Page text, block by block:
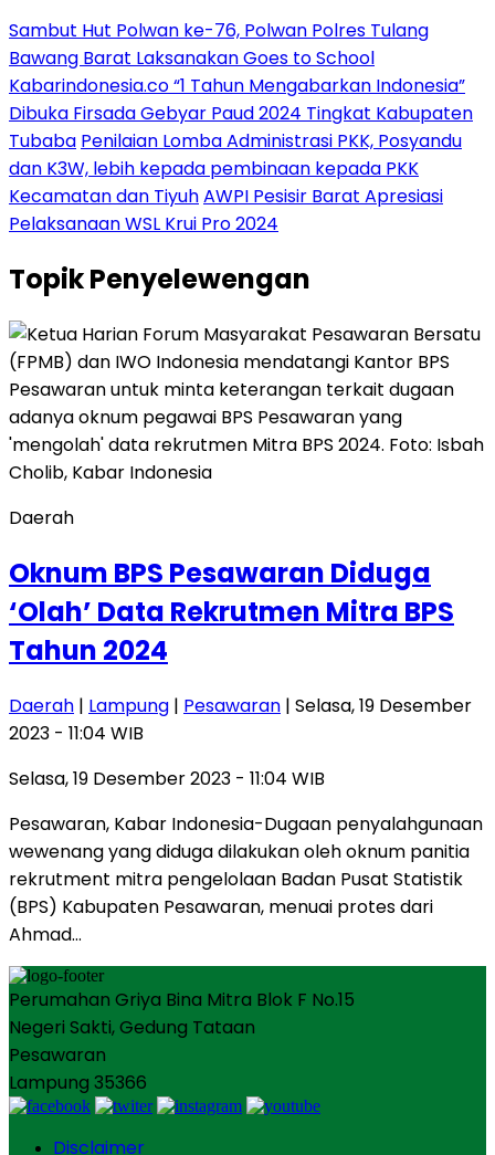
Sambut Hut Polwan ke-76, Polwan Polres Tulang
Bawang Barat Laksanakan Goes to School
Kabarindonesia.co “1 Tahun Mengabarkan Indonesia”
Dibuka Firsada Gebyar Paud 2024 Tingkat Kabupaten
Tubaba Penilaian Lomba Administrasi PKK, Posyandu
dan K3W, lebih kepada pembinaan kepada PKK
Kecamatan dan TiyuhAWPI Pesisir Barat Apresiasi
Pelaksanaan WSL Krui Pro 2024
TopikPenyelewengan
Daerah
Oknum BPS Pesawaran Diduga
‘Olah’ Data Rekrutmen Mitra BPS
Tahun 2024
Daerah | Lampung | Pesawaran | Selasa, 19 Desember
2023 - 11:04 WIB
Selasa, 19 Desember 2023 - 11:04 WIB
Pesawaran, Kabar Indonesia-Dugaan penyalahgunaan
wewenang yang diduga dilakukan oleh oknum panitia
rekrutment mitra pengelolaan Badan Pusat Statistik
(BPS) Kabupaten Pesawaran, menuai protes dari
Ahmad…
Perumahan Griya Bina Mitra Blok F No.15
Negeri Sakti, Gedung Tataan
Pesawaran
Lampung 35366
Disclaimer